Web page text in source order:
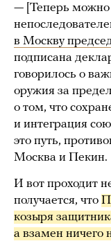
— [Теперь можно
в Москву
подписана
говорилось о
оружия за
о том, что
и интеграция
это путь,
Москва и Пекин.
И вот проходит
получается, что
козыря
а взамен ничего